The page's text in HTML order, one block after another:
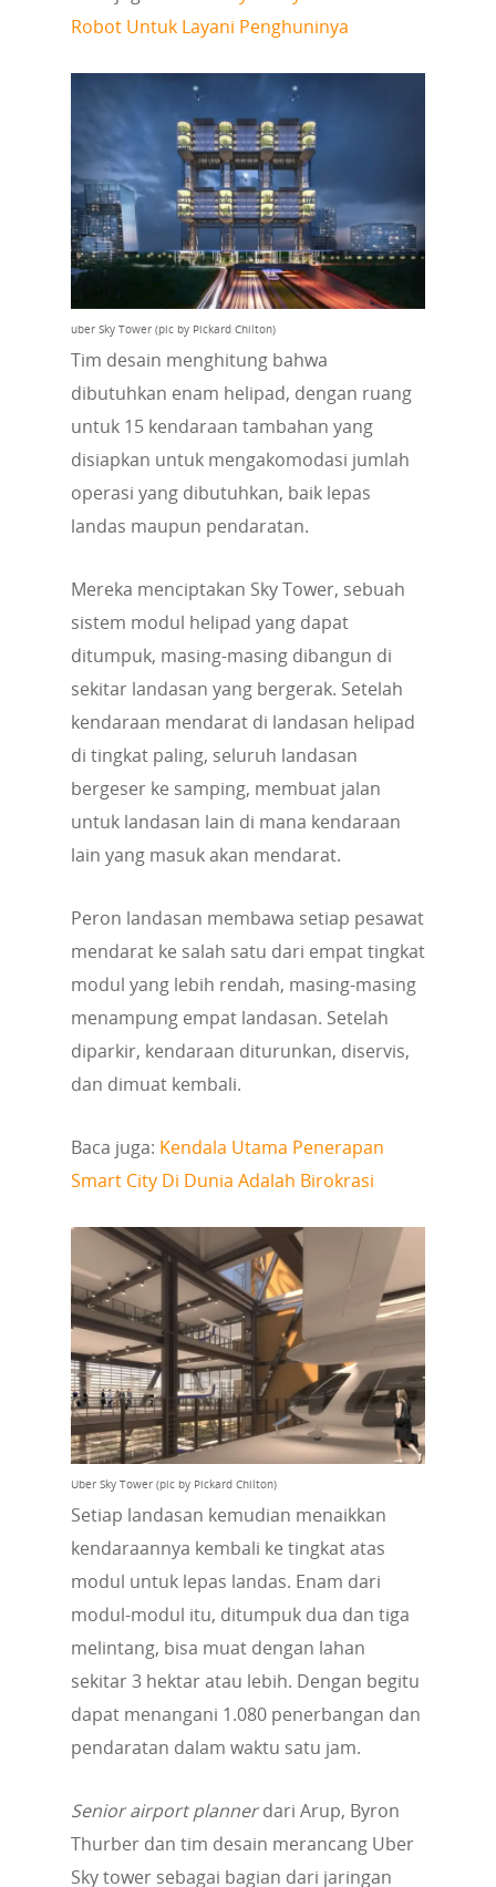
Robot Untuk Layani Penghuninya
uber Sky Tower (pic by Pickard Chilton)
Tim desain menghitung bahwa
dibutuhkan enam helipad, dengan ruang
untuk 15 kendaraan tambahan yang
disiapkan untuk mengakomodasi jumlah
operasi yang dibutuhkan, baik lepas
landas maupun pendaratan.
Mereka menciptakan Sky Tower, sebuah
sistem modul helipad yang dapat
ditumpuk, masing-masing dibangun di
sekitar landasan yang bergerak. Setelah
kendaraan mendarat di landasan helipad
di tingkat paling, seluruh landasan
bergeser ke samping, membuat jalan
untuk landasan lain di mana kendaraan
lain yang masuk akan mendarat.
Peron landasan membawa setiap pesawat
mendarat ke salah satu dari empat tingkat
modul yang lebih rendah, masing-masing
menampung empat landasan. Setelah
diparkir, kendaraan diturunkan, diservis,
dan dimuat kembali.
Baca juga: Kendala Utama Penerapan
Smart City Di Dunia Adalah Birokrasi
Uber Sky Tower (pic by Pickard Chilton)
Setiap landasan kemudian menaikkan
kendaraannya kembali ke tingkat atas
modul untuk lepas landas. Enam dari
modul-modul itu, ditumpuk dua dan tiga
melintang, bisa muat dengan lahan
sekitar 3 hektar atau lebih. Dengan begitu
dapat menangani 1.080 penerbangan dan
pendaratan dalam waktu satu jam.
Senior airport plannerdari Arup, Byron
Thurber dan tim desain merancang Uber
Sky tower sebagai bagian dari jaringan